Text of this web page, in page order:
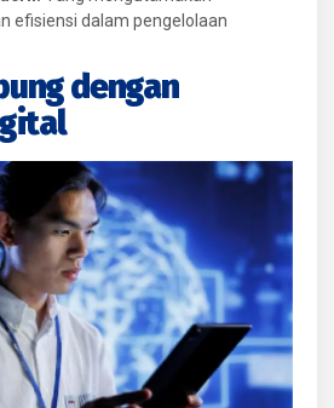
efisiensi dalam pengelolaan
dengan